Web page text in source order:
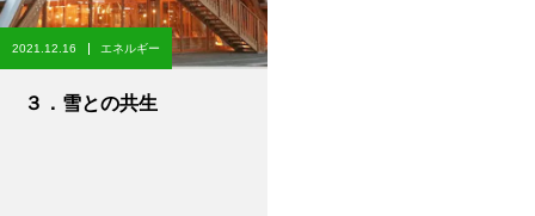
2021.12.16 エネルギー
３．雪との共生